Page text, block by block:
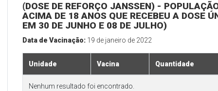
(DOSE DE REFORÇO JANSSEN) -
ACIMA DE 18 ANOS QUE RECEBEU A DOSE
EM 30 DE JUNHO E 08 DE JULHO)
Data de Vacinação: 19 de janeiro de 2022
Unidade Vacina Quantidade
Nenhum resultado foi encontrado.